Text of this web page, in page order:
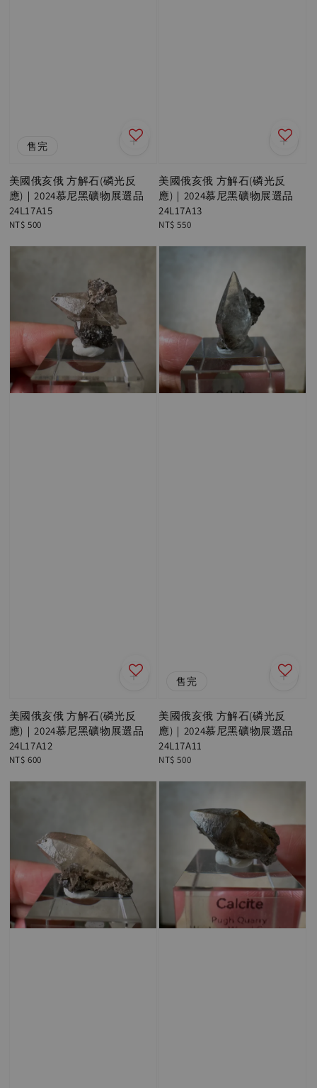
售完
美國俄亥俄 方解石(磷光反
應)｜2024慕尼黑礦物展選品
24L17A15
Regular
NT$ 500
美國俄亥俄 方解石(磷光反
應)｜2024慕尼黑礦物展選品
24L17A13
Regular
NT$ 550
美國俄亥俄 方解石(磷光反
應)｜2024慕尼黑礦物展選品
24L17A12
Regular
NT$ 600
售完
美國俄亥俄 方解石(磷光反
應)｜2024慕尼黑礦物展選品
24L17A11
Regular
NT$ 500